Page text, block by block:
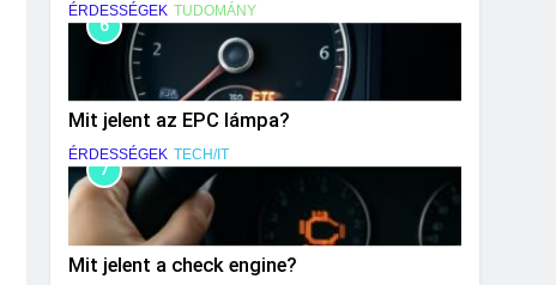
ÉRDESSÉGEK TUDOMÁNY
6
Mit jelent az EPC lámpa?
ÉRDESSÉGEK TECH/IT
7
Mit jelent a check engine?